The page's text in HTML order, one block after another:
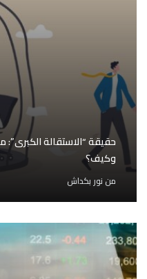
حقيقة “الاستقالة
وكيف؟
من نور بكداش